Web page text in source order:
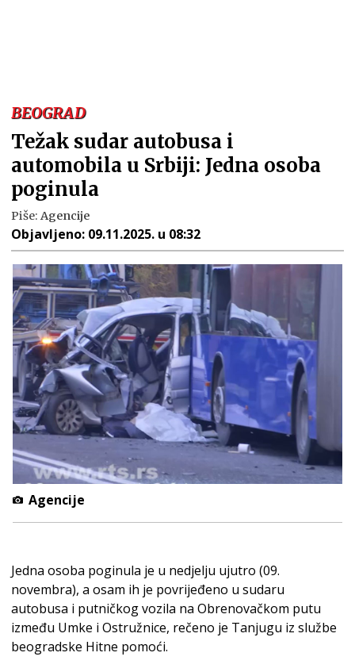
BEOGRAD
Težak sudar autobusa i
automobila u Srbiji: Jedna osoba
poginula
Piše: Agencije
Objavljeno: 09.11.2025. u 08:32
Agencije
Jedna osoba poginula je u nedjelju ujutro (09.
novembra), a osam ih je povrijeđeno u sudaru
autobusa i putničkog vozila na Obrenovačkom putu
između Umke i Ostružnice, rečeno je Tanjugu iz službe
beogradske Hitne pomoći.